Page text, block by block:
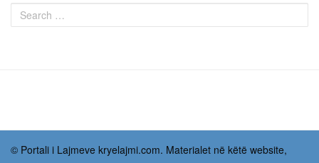
© Portali i Lajmeve kryelajmi.com. Materialet në këtë website,